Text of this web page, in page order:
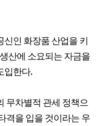
인 화장품 산업을 키
산에 소요되는 자금을
입한다.
무차별적 관세 정책으
격을 입을 것이라는 우